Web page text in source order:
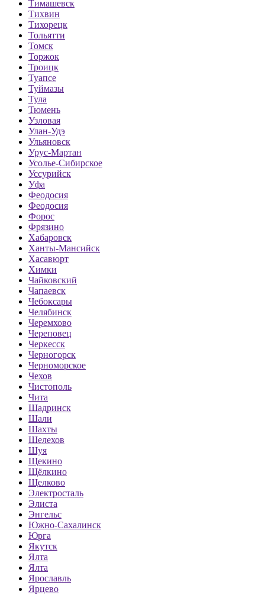
Тимашевск
Тихвин
Тихорецк
Тольятти
Томск
Торжок
Троицк
Туапсе
Туймазы
Тула
Тюмень
Узловая
Улан-Удэ
Ульяновск
Урус-Мартан
Усолье-Сибирское
Уссурийск
Уфа
Феодосия
Феодосия
Форос
Фрязино
Хабаровск
Ханты-Мансийск
Хасавюрт
Химки
Чайковский
Чапаевск
Чебоксары
Челябинск
Черемхово
Череповец
Черкесск
Черногорск
Черноморское
Чехов
Чистополь
Чита
Шадринск
Шали
Шахты
Шелехов
Шуя
Щекино
Щёлкино
Щелково
Электросталь
Элиста
Энгельс
Южно-Сахалинск
Юрга
Якутск
Ялта
Ялта
Ярославль
Ярцево